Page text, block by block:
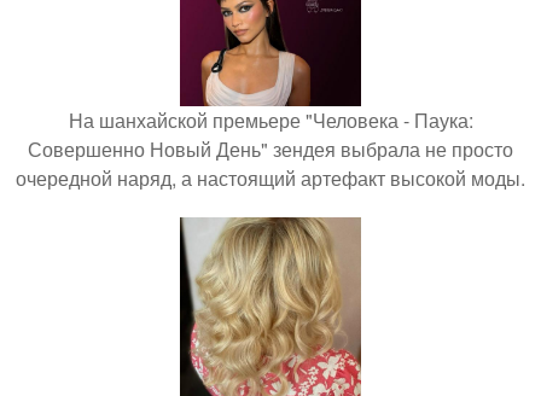
На шанхайской премьере "Человека - Паука:
Совершенно Новый День" зендея выбрала не просто
очередной наряд, а настоящий артефакт высокой моды.